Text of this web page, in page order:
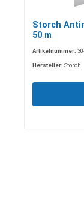
Storch
50 m
Artikelnummer:
Hersteller: Storch